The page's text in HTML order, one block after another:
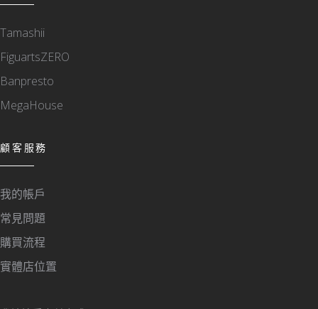
Tamashii
FiguartsZERO
Banpresto
MegaHouse
顧客服務
我的帳戶
常見問題
購買流程
實體店位置